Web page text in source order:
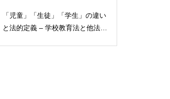
「児童」「生徒」「学生」の違い
と法的定義 – 学校教育法と他法律